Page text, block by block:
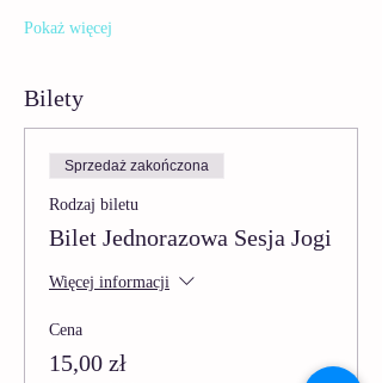
Pokaż więcej
Bilety
Sprzedaż zakończona
Rodzaj biletu
Bilet Jednorazowa Sesja Jogi
Więcej informacji
Cena
15,00 zł